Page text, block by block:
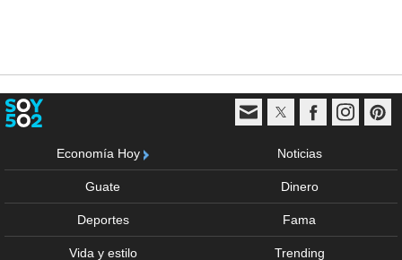
Economía Hoy Noticias
Guate Dinero
Deportes Fama
Vida y estilo Trending